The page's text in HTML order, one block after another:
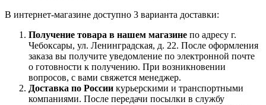
В интернет-магазине доступно 3 варианта доставки:
Получение товара в нашем магазине по адресу г.
Чебоксары, ул. Ленинградская, д. 22. После оформления
заказа вы получите уведомление по электронной почте
о готовности к получению. При возникновении
вопросов, с вами свяжется менеджер.
Доставка по России курьерскими и транспортными
компаниями. После передачи посылки в службу